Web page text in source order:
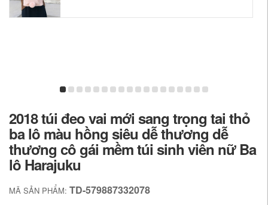
2018 túi đeo vai mới sang trọng tai thỏ
ba lô màu hồng siêu dễ thương dễ
thương cô gái mềm túi sinh viên nữ Ba
lô Harajuku
MÃ SẢN PHẨM: TD-579887332078